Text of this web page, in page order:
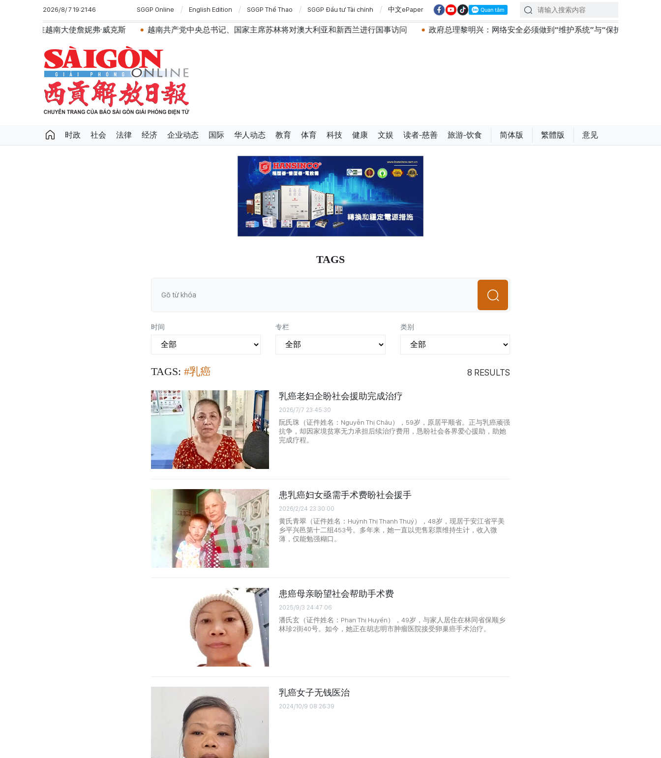
2026/8/7 19:21:46 SGGP Online English Edition SGGP Thể Thao SGGP Đầu tư Tài chính 中文ePaper
驻越南大使詹妮弗·威克斯 越南共产党中央总书记、国家主席苏林将对澳大利亚和新西兰进行国事访问 政府总理黎明兴：网络安全必须做到“维护系统”与“保护人员”紧密结合
时政 社会 法律 经济 企业动态 国际 华人动态 教育 体育 科技 健康 文娱 读者-慈善 旅游-饮食 简体版 繁體版 意见
TAGS
时间 专栏 类别
TAGS: #乳癌 8 RESULTS
乳癌老妇企盼社会援助完成治疗
2026/7/7 23:45:30
阮氏珠（证件姓名：Nguyễn Thị Châu），59岁，原居平顺省。正与乳癌顽强
抗争，却因家境贫寒无力承担后续治疗费用，恳盼社会各界爱心援助，助她
完成疗程。
患乳癌妇女亟需手术费盼社会援手
2026/2/24 23:30:00
黄氏青翠（证件姓名：Huỳnh Thị Thanh Thuý），48岁，现居于安江省平美
乡平兴邑第十二组453号。多年来，她一直以兜售彩票维持生计，收入微
薄，仅能勉强糊口。
患癌母亲盼望社会帮助手术费
2025/9/3 24:47:06
潘氏玄（证件姓名：Phan Thị Huyền），49岁，与家人居住在林同省保顺乡
林珍2街40号。如今，她正在胡志明市肿瘤医院接受卵巢癌手术治疗。
乳癌女子无钱医治
2024/10/9 08:26:39